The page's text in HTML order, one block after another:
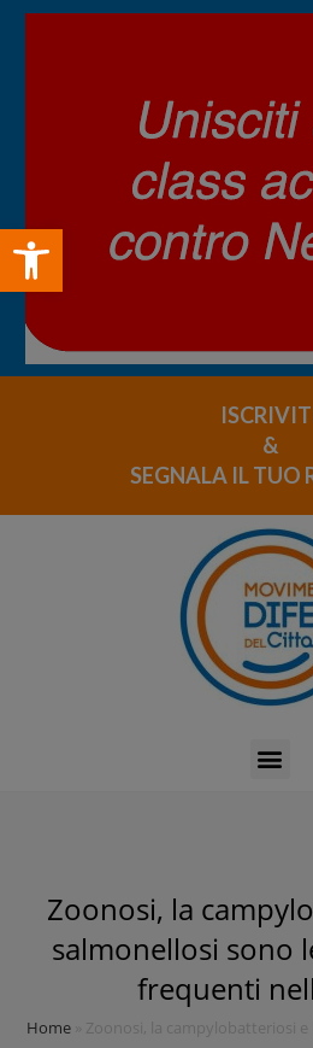
Open toolbar
&
SEGNALA IL TUO
Zoonosi, la
salmonellosi sono
frequenti
Home Zoonosi, la campylobatteriosi